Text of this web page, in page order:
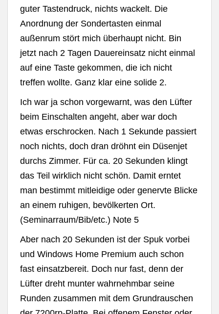
guter Tastendruck, nichts wackelt. Die
Anordnung der Sondertasten einmal
außenrum stört mich überhaupt nicht. Bin
jetzt nach 2 Tagen Dauereinsatz nicht einmal
auf eine Taste gekommen, die ich nicht
treffen wollte. Ganz klar eine solide 2.
Ich war ja schon vorgewarnt, was den Lüfter
beim Einschalten angeht, aber war doch
etwas erschrocken. Nach 1 Sekunde passiert
noch nichts, doch dran dröhnt ein Düsenjet
durchs Zimmer. Für ca. 20 Sekunden klingt
das Teil wirklich nicht schön. Damit erntet
man bestimmt mitleidige oder genervte Blicke
an einem ruhigen, bevölkerten Ort.
(Seminarraum/Bib/etc.) Note 5
Aber nach 20 Sekunden ist der Spuk vorbei
und Windows Home Premium auch schon
fast einsatzbereit. Doch nur fast, denn der
Lüfter dreht munter wahrnehmbar seine
Runden zusammen mit dem Grundrauschen